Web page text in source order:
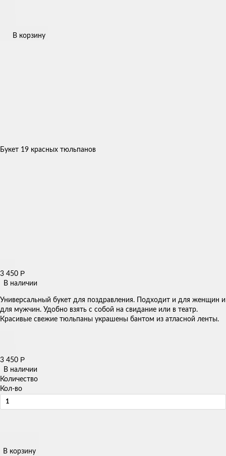
В корзину
Букет 19 красных тюльпанов
3 450 Р
В наличии
Универсальный букет для поздравления. Подходит и для женщин и
для мужчин. Удобно взять с собой на свидание или в театр.
Красивые свежие тюльпаны украшены бантом из атласной ленты.
3 450 Р
В наличии
Количество
Кол-во
В корзину